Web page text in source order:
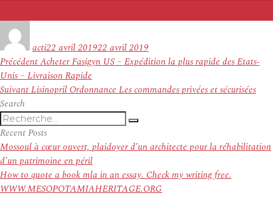
actile
22 avril 201922 avril 2019
Navigation
de
l’article
PrécédentArticle
précédent :
Acheter Fasigyn US – Expédition la plus rapide des Etats-
Unis – Livraison Rapide
SuivantArticle
Lisinopril Ordonnance Les commandes privées et sécurisées
Search
Recherche
pour
:
Recherche
Recent Posts
Mossoul à cœur ouvert, plaidoyer d’un architecte pour la réhabilitation
d’un patrimoine en péril
How to quote a book mla in an essay. Check my writing free.
WWW.MESOPOTAMIAHERITAGE.ORG